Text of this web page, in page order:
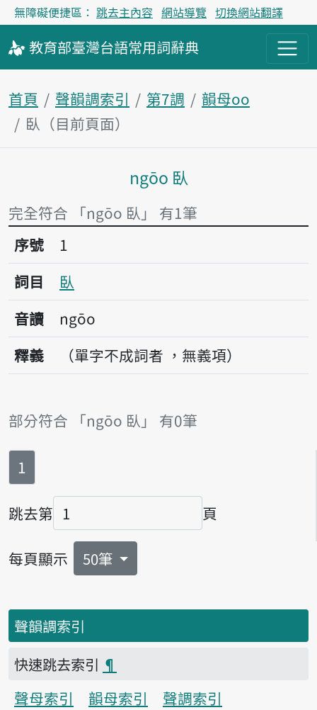
無障礙便捷區： 跳去主內容 網站導覽 切換網站翻譯
教育部臺灣台語常用詞辭典
首頁 聲韻調索引 第7調
韻母oo
臥（目前頁面）
主內容區塊
ngōo 臥
完全符合 「ngōo 臥」 有1筆
序號1臥
序號
1
詞目
臥
音讀
ngōo
釋義
（單字不成詞者 ，無義項）
部分符合 「ngōo 臥」 有0筆
第
1
跳去第
頁碼
頁
每頁顯示 50筆
聲韻調索引
快速跳去索引 ¶
聲母索引
韻母索引
聲調索引